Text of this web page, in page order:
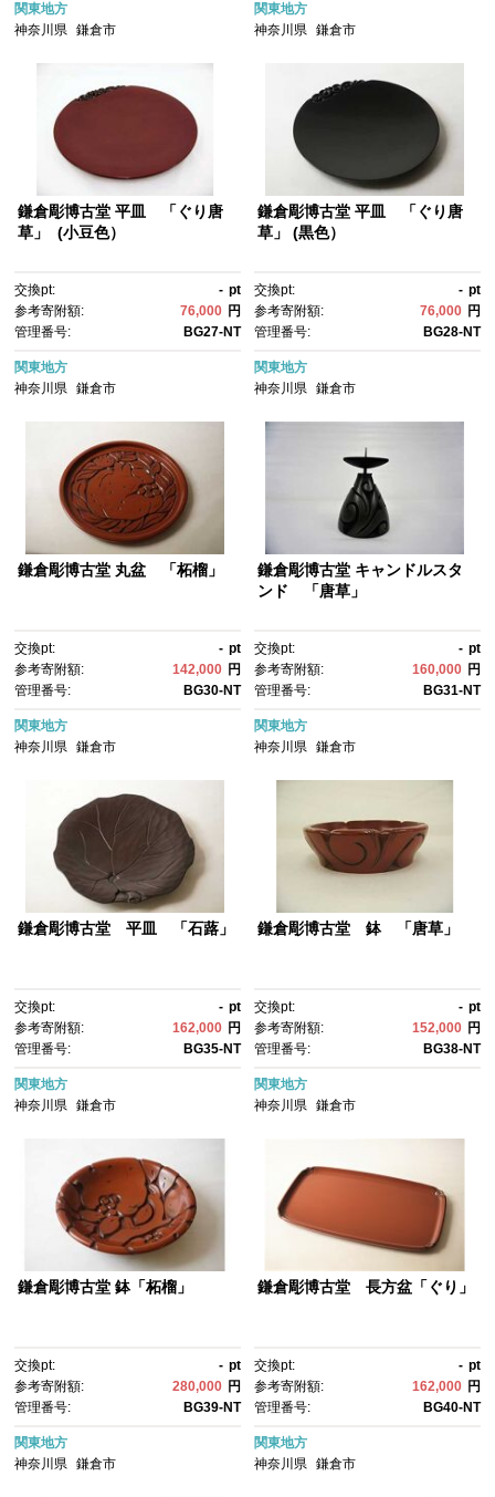
関東地方
神奈川県
鎌倉市
関東地方
神奈川県 鎌倉市
鎌倉彫博古堂 平皿 「ぐり唐
草」 (小豆色）
交換pt: - pt
参考寄附額:
76,000 円
管理番号:
BG27-NT
関東地方
神奈川県
鎌倉市
鎌倉彫博古堂 平皿 「ぐり唐
草」 (黒色）
交換pt: - pt
参考寄附額:
76,000 円
管理番号:
BG28-NT
関東地方
神奈川県 鎌倉市
鎌倉彫博古堂 丸盆 「柘榴」
交換pt: - pt
参考寄附額:
142,000 円
管理番号:
BG30-NT
関東地方
神奈川県
鎌倉市
鎌倉彫博古堂 キャンドルスタ
ンド 「唐草」
交換pt: - pt
参考寄附額:
160,000 円
管理番号:
BG31-NT
関東地方
神奈川県 鎌倉市
鎌倉彫博古堂 平皿 「石蕗」
交換pt: - pt
参考寄附額:
162,000 円
管理番号:
BG35-NT
関東地方
神奈川県
鎌倉市
鎌倉彫博古堂 鉢 「唐草」
交換pt: - pt
参考寄附額:
152,000 円
管理番号:
BG38-NT
関東地方
神奈川県 鎌倉市
鎌倉彫博古堂 鉢「柘榴」
交換pt: - pt
参考寄附額:
280,000 円
管理番号:
BG39-NT
関東地方
神奈川県
鎌倉市
鎌倉彫博古堂 長方盆「ぐり」
交換pt: - pt
参考寄附額:
162,000 円
管理番号:
BG40-NT
関東地方
神奈川県 鎌倉市